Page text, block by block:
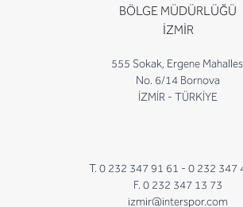
BÖLGE MÜDÜRLÜĞÜ
İZMİR
555 Sokak, Ergene
No. 6/14 Bornova
İZMİR - TÜRKİYE
T. 0 232 347 91 61 - 0 232 347
F. 0 232 347 13 73
izmir@interspor.com